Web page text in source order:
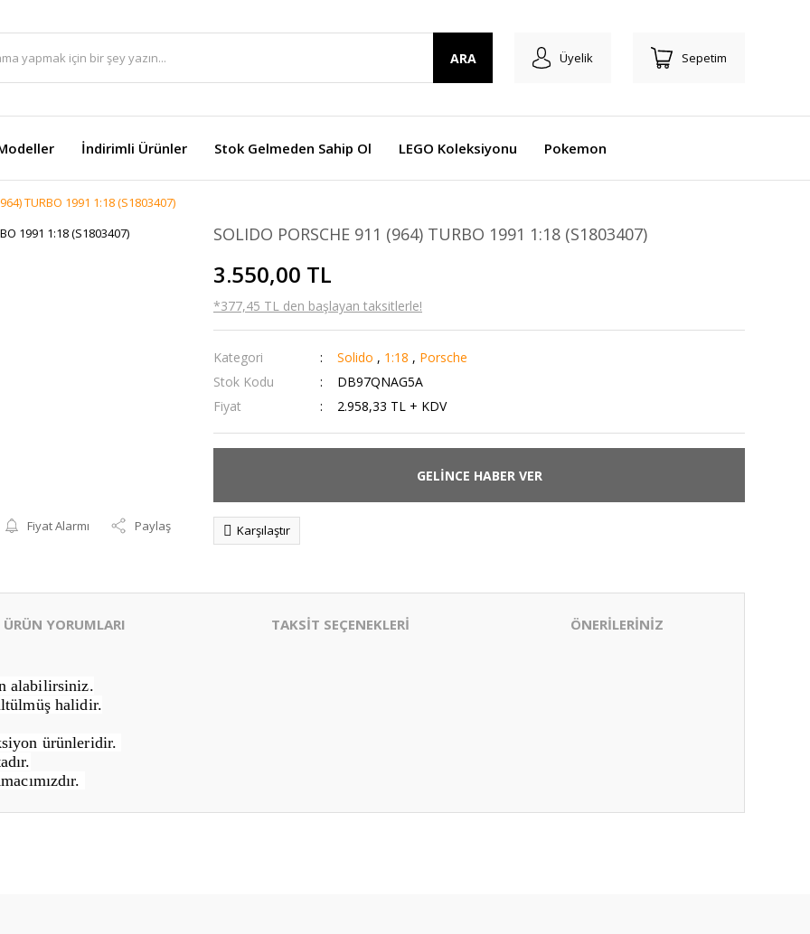
ARA Üyelik Sepetim
İndirimli Ürünler Stok Gelmeden Sahip Ol LEGO Koleksiyonu Pokemon
TURBO 1991 1:18 (S1803407)
Fiyat Alarmı Paylaş
SOLIDO PORSCHE 911 (964) TURBO 1991 1:18 (S1803407)
3.550,00 TL
*377,45 TL den başlayan taksitlerle!
Kategori Solido , 1:18 , Porsche
Stok Kodu
DB97QNAG5A
Fiyat
2.958,33 TL + KDV
GELİNCE HABER VER
Karşılaştır
ÜRÜN YORUMLARI TAKSİT SEÇENEKLERİ ÖNERİLERİNİZ
alabilirsiniz.
halidir.
ürünleridir.